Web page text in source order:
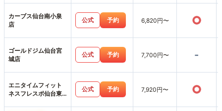
カーブス仙台南小泉
店
公式 予約 6,820円〜 ○
ゴールドジム仙台宮
城店
公式 予約 7,700円〜 -
エニタイムフィット
ネスフレスポ仙台東
公式 予約 7,920円〜 ○